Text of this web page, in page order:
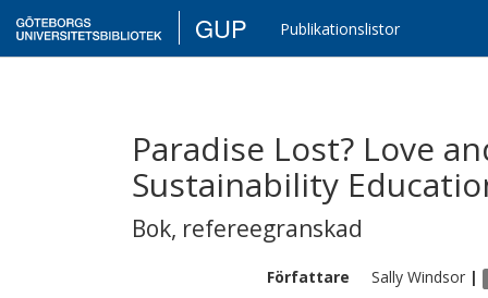
GUP Publikationslistor
Paradise Lost? Love
Sustainability
Bok, refereegranskad
Författare Sally Windsor |